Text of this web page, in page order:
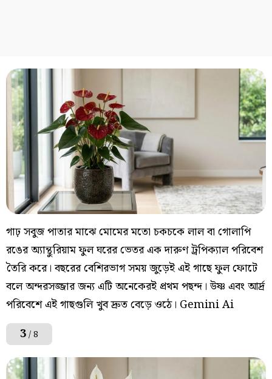
গাঢ় সবুজ পাতার মাঝে মোমের মতো চকচকে লাল বা গোলাপি
রঙের অ্যান্থুরিয়াম ফুল ঘরের ভেতর এক দারুণ ট্রপিক্যাল পরিবেশ
তৈরি করে। বছরের বেশিরভাগ সময় জুড়েই এই গাছে ফুল ফোটে
বলে অন্দরসজ্জার জন্য এটি অনেকেরই প্রথম পছন্দ। উষ্ণ এবং আর্দ্র
পরিবেশে এই গাছগুলি খুব দ্রুত বেড়ে ওঠে। Gemini Ai
3/ 8